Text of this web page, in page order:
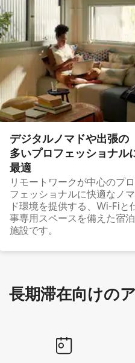
デジタルノマドや出⁠張⁠の
多⁠いプ⁠ロ⁠フ⁠ェ⁠ッ⁠シ⁠ョ⁠ナ⁠ル⁠
最⁠適
リモートワークが中心のプロ
フェッショナルに快適なノマ
ド環境を提供する、Wi-Fiと
事専用スペースを備えた宿泊
施設です。
長期滞在向け⁠の